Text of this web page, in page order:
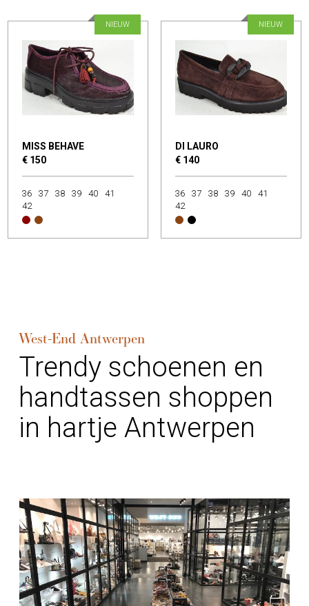
MISS BEHAVE
€ 150
NIEUW
36 37 38 39 40
41
42
DI LAURO
€ 140
NIEUW
36 37 38 39 40
41
42
West-End Antwerpen
Trendy schoenen en
handtassen shoppen
in hartje Antwerpen